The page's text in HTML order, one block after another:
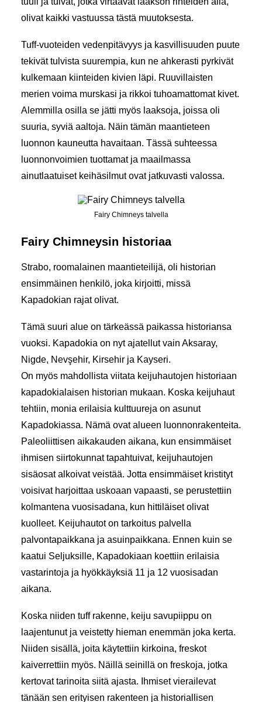
olivat kaikki vastuussa tästä muutoksesta.
Tuff-vuoteiden vedenpitävyys ja kasvillisuuden puute
tekivät tulvista suurempia, kun ne ahkerasti pyrkivät
kulkemaan kiinteiden kivien läpi. Ruuvillaisten
merien voima murskasi ja rikkoi tuhoamattomat kivet.
Alemmilla osilla se jätti myös laaksoja, joissa oli
suuria, syviä aaltoja. Näin tämän maantieteen
luonnon kauneutta havaitaan. Tässä suhteessa
luonnonvoimien tuottamat ja maailmassa
ainutlaatuiset keihäsilmut ovat jatkuvasti valossa.
Fairy Chimneys talvella
Fairy Chimneysin historiaa
Strabo, roomalainen maantieteilijä, oli historian
ensimmäinen henkilö, joka kirjoitti, missä
Kapadokian rajat olivat.
Tämä suuri alue on tärkeässä paikassa historiansa
vuoksi. Kapadokia on nyt ajatellut vain Aksaray,
Nigde, Nevşehir, Kirsehir ja Kayseri.
On myös mahdollista viitata keijuhautojen historiaan
kapadokialaisen historian mukaan. Koska keijuhaut
tehtiin, monia erilaisia kulttuureja on asunut
Kapadokiassa. Nämä ovat alueen luonnonrakenteita.
Paleoliittisen aikakauden aikana, kun ensimmäiset
ihmisen siirtokunnat tapahtuivat, keijuhautojen
sisäosat alkoivat veistää. Jotta ensimmäiset kristityt
voisivat harjoittaa uskoaan vapaasti, se perustettiin
kolmantena vuosisadana, kun hittiläiset olivat
kuolleet. Keijuhautot on tarkoitus palvella
palvontapaikkana ja asuinpaikkana. Ennen kuin se
kaatui Seljuksille, Kapadokiaan koettiin erilaisia
vastarintoja ja hyökkäyksiä 11 ja 12 vuosisadan
aikana.
Koska niiden tuff rakenne, keiju savupiippu on
laajentunut ja veistetty hieman enemmän joka kerta.
Niiden sisällä, joita käytettiin kirkoina, freskot
kaiverrettiin myös. Näillä seinillä on freskoja, jotka
kertovat tarinoita siitä ajasta. Ihmiset vierailevat
tänään sen erityisen rakenteen ja historiallisen